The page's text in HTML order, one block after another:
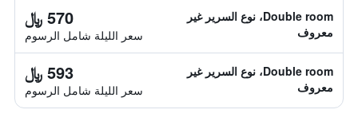
Double room، نوع السرير غير
معروف
570 ﷼
سعر الليلة شامل الرسوم
Double room، نوع السرير غير
معروف
593 ﷼
سعر الليلة شامل الرسوم